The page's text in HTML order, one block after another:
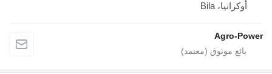
أوكرانيا، Bila
Agro-Power